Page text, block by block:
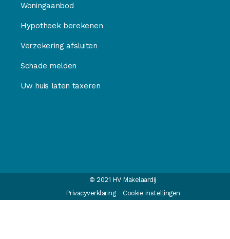
Woningaanbod
Hypotheek berekenen
Verzekering afsluiten
Schade melden
Uw huis laten taxeren
© 2021 HV Makelaardij
Privacyverklaring
Cookie instellingen